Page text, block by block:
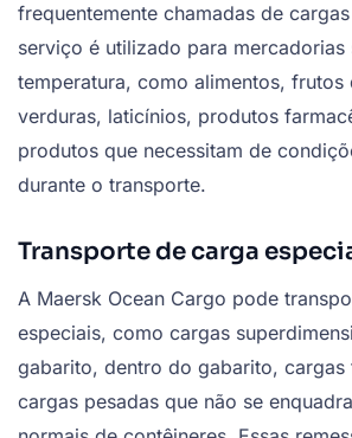
frequentemente chamadas de
serviço é utilizado para mercadorias
temperatura, como alimentos, frutos
verduras, laticínios, produtos
produtos que necessitam de
durante o transporte.
Transporte de carga
A Maersk Ocean Cargo pode
especiais, como cargas
gabarito, dentro do gabarito, cargas
cargas pesadas que não se